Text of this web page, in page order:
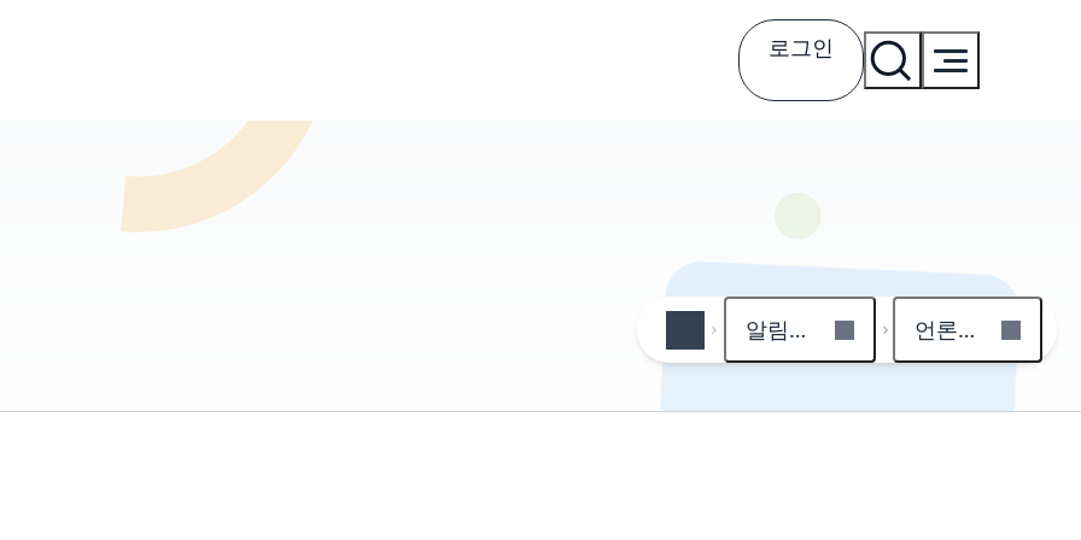
로그인
알림마당 언론보도